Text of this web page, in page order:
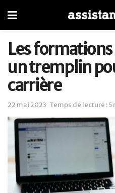
Les
un tremplin
carrière
22 mai 2023 Temps de lecture : 5